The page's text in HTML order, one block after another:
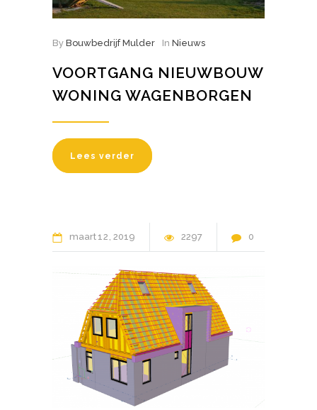
By Bouwbedrijf Mulder In Nieuws
VOORTGANG NIEUWBOUW
WONING WAGENBORGEN
Lees verder
maart12 2019 2297 0